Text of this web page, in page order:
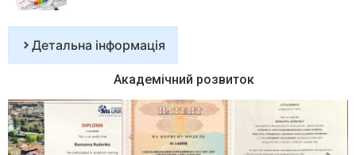
Детальна інформація
Академічний розвиток